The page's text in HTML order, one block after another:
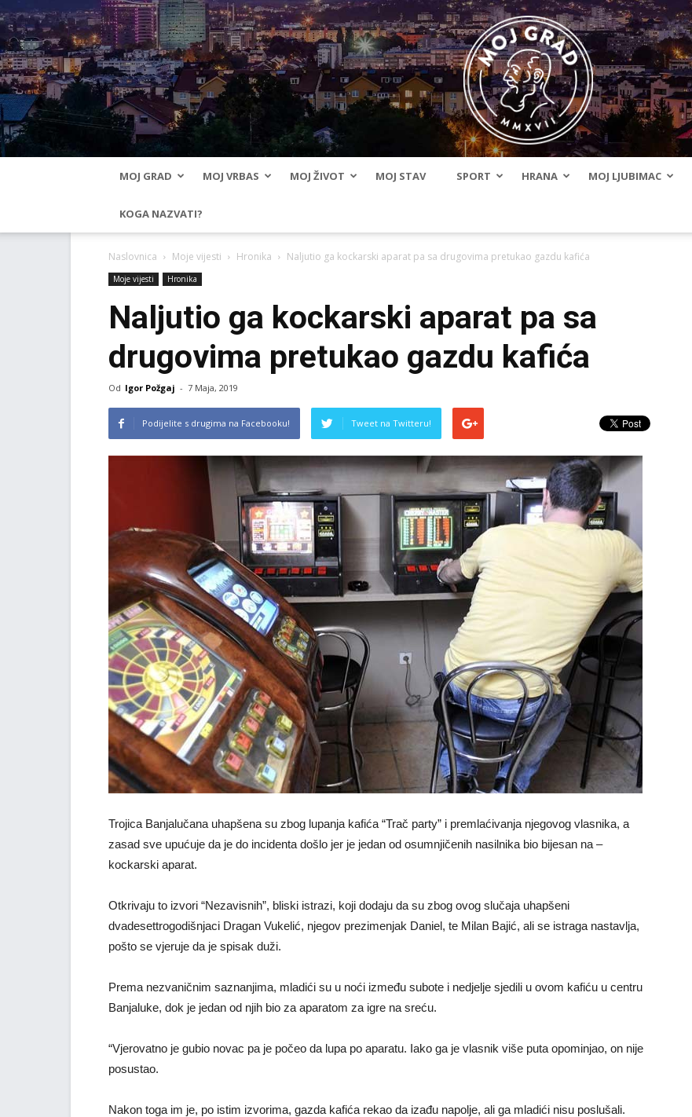
MOJ GRAD MOJ VRBAS MOJ ŽIVOT MOJ STAV SPORT HRANA MOJ LJUBIMAC
KOGA NAZVATI?
Naslovnica Moje vijesti Hronika Naljutio ga kockarski aparat pa sa drugovima pretukao gazdu kafića
Moje vijesti Hronika
Naljutio ga kockarski aparat pa sa
drugovima pretukao gazdu kafića
Od Igor Požgaj - 7 Maja, 2019
Podijelite s drugima na Facebooku! Tweet na Twitteru!
Trojica Banjalučana uhapšena su zbog lupanja kafića “Trač party” i premlaćivanja njegovog vlasnika, a
zasad sve upućuje da je do incidenta došlo jer je jedan od osumnjičenih nasilnika bio bijesan na –
kockarski aparat.
Otkrivaju to izvori “Nezavisnih”, bliski istrazi, koji dodaju da su zbog ovog slučaja uhapšeni
dvadesettrogodišnjaci Dragan Vukelić, njegov prezimenjak Daniel, te Milan Bajić, ali se istraga nastavlja,
pošto se vjeruje da je spisak duži.
Prema nezvaničnim saznanjima, mladići su u noći između subote i nedjelje sjedili u ovom kafiću u centru
Banjaluke, dok je jedan od njih bio za aparatom za igre na sreću.
“Vjerovatno je gubio novac pa je počeo da lupa po aparatu. Iako ga je vlasnik više puta opominjao, on nije
posustao.
Nakon toga im je, po istim izvorima, gazda kafića rekao da izađu napolje, ali ga mladići nisu poslušali.